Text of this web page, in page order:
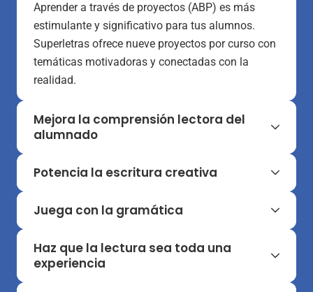
Aprender a través de proyectos (ABP) es más
estimulante y significativo para tus alumnos.
Superletras ofrece nueve proyectos por curso con
temáticas motivadoras y conectadas con la
realidad.
Mejora la comprensión lectora del
alumnado
comprensión lectora, con organizadores gráficos
evaluación que hacen de la lectura una
gusto por la lectura!
Potencia la escritura creativa
con actividades realistas, centros de aprendizaje
Juega con la gramática
aspectos formales de la lengua se trabajan a
través de juegos y actividades que estimulan la
Haz que la lectura sea toda una
experiencia